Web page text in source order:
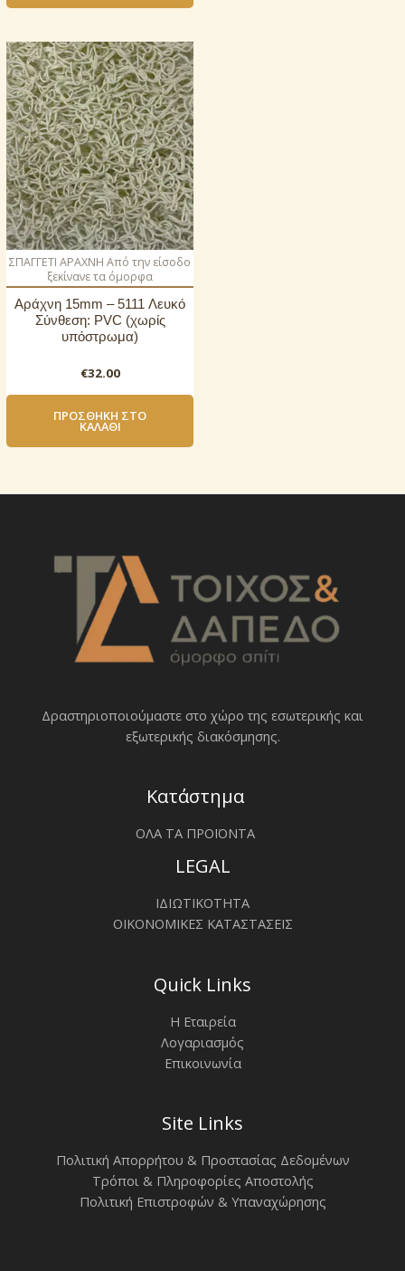
ΣΠΑΓΓΕΤΙ ΑΡΑΧΝΗ Από την είσοδο
ξεκίνανε τα όμορφα
Αράχνη 15mm – 5111 Λευκό
Σύνθεση: PVC (χωρίς
υπόστρωμα)
€32.00
ΠΡΟΣΘΉΚΗ ΣΤΟ
ΚΑΛΆΘΙ
Δραστηριοποιoύμαστε στο χώρο της εσωτερικής και
εξωτερικής διακόσμησης.
Κατάστημα
ΟΛΑ ΤΑ ΠΡΟΪΟΝΤΑ
LEGAL
ΙΔΙΩΤΙΚΟΤΗΤΑ
ΟΙΚΟΝΟΜΙΚΕΣ ΚΑΤΑΣΤΑΣΕΙΣ
Quick Links
Η Εταιρεία
Λογαριασμός
Επικοινωνία
Site Links
Πολιτική Απορρήτου & Προστασίας Δεδομένων
Τρόποι & Πληροφορίες Αποστολής
Πολιτική Επιστροφών & Υπαναχώρησης